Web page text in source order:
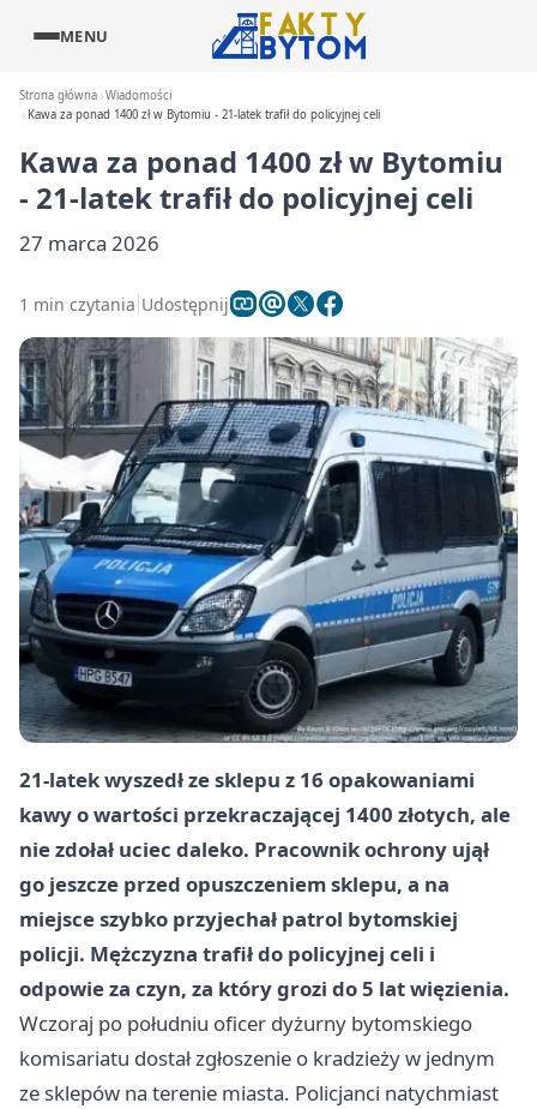
MENU
Strona główna Wiadomości
Kawa za ponad 1400 zł w Bytomiu - 21-latek trafił do policyjnej celi
Kawa za ponad 1400 zł w Bytomiu
- 21-latek trafił do policyjnej celi
27 marca 2026
1 min czytania Udostępnij
21-latek wyszedł ze sklepu z 16 opakowaniami
kawy o wartości przekraczającej 1400 złotych, ale
nie zdołał uciec daleko. Pracownik ochrony ujął
go jeszcze przed opuszczeniem sklepu, a na
miejsce szybko przyjechał patrol bytomskiej
policji. Mężczyzna trafił do policyjnej celi i
odpowie za czyn, za który grozi do 5 lat więzienia.
Wczoraj po południu oficer dyżurny bytomskiego
komisariatu dostał zgłoszenie o kradzieży w jednym
ze sklepów na terenie miasta. Policjanci natychmiast